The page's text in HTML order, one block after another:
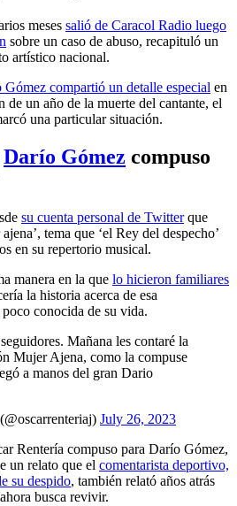
meses salió de Caracol Radio luego
sobre un caso de abuso, recapituló un
artístico nacional.
compartió un detalle especial en
de un año de la muerte del cantante, el
una particular situación.
Darío Gómez compuso
su cuenta personal de Twitterque
tema que ‘el Rey del despecho’
en su repertorio musical.
manera en la que lo hicieron familiares
la historia acerca de esa
conocida de su vida.
Mañana les contaré la
Mujer Ajena, como la compuse
a manos del gran Dario
July 26, 2023
Rentería compuso para Darío Gómez,
un relato que el comentarista deportivo,
su despido, también relató años atrás
busca revivir.